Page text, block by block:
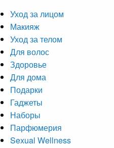
Уход за лицом
Макияж
Уход за телом
Для волос
Здоровье
Для дома
Подарки
Гаджеты
Наборы
Парфюмерия
Sexual Wellness